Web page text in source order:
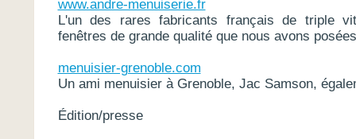
www.andre-menuiserie.fr
L'un des rares fabricants français de triple
fenêtres de grande qualité que nous avons
menuisier-grenoble.com
Un ami menuisier à Grenoble, Jac Samson,
Édition/presse